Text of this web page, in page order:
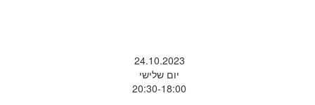
24.10.2023
יום שלישי
20:30-18:00